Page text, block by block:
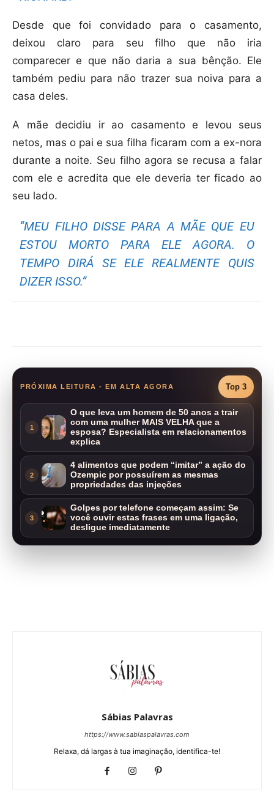
Desde que foi convidado para o casamento,
deixou claro para seu filho que não iria
comparecer e que não daria a sua bênção. Ele
também pediu para não trazer sua noiva para a
casa deles.
A mãe decidiu ir ao casamento e levou seus
netos, mas o pai e sua filha ficaram com a ex-nora
durante a noite. Seu filho agora se recusa a falar
com ele e acredita que ele deveria ter ficado ao
seu lado.
“MEU FILHO DISSE PARA A MÃE QUE EU
ESTOU MORTO PARA ELE AGORA. O
TEMPO DIRÁ SE ELE REALMENTE QUIS
DIZER ISSO.”
PRÓXIMA LEITURA - EM ALTA AGORA Top 3
1
O que leva um homem de 50 anos a trair
com uma mulher MAIS VELHA que a
esposa? Especialista em relacionamentos
explica
2
4 alimentos que podem “imitar” a ação do
Ozempic por possuírem as mesmas
propriedades das injeções
3
Golpes por telefone começam assim: Se
você ouvir estas frases em uma ligação,
desligue imediatamente
Sábias Palavras
https://www.sabiaspalavras.com
Relaxa, dá largas à tua imaginação, identifica-te!